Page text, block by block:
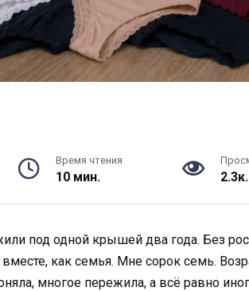
Время чтения
10 мин. 2.3к.
под одной крышей два года. Без
как семья. Мне сорок семь.
многое пережила, а всё равно